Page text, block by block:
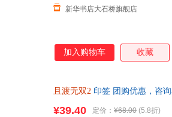
新华书店大石桥旗舰店
加入购物车 收藏
且渡无双2 印签 团购优惠，咨
¥39.40 定价： ¥68.00 (5.8折)